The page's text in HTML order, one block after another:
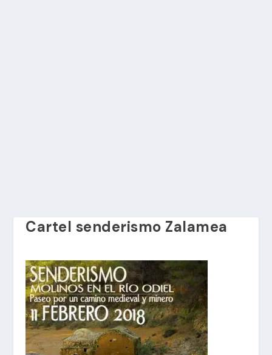
Cartel senderismo Zalamea